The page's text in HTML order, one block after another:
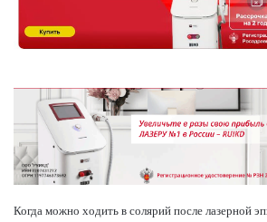
Когда можно ходить в солярий после лазерной